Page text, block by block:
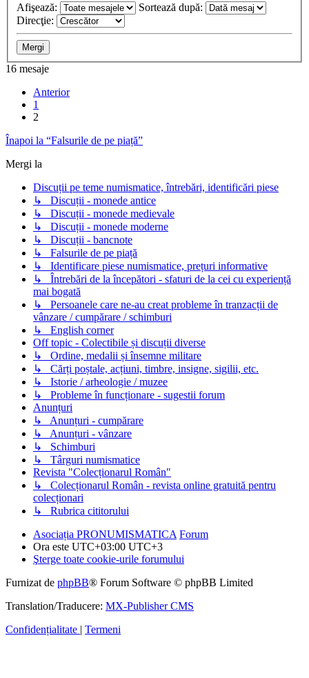
Afişează:
Sortează după:
Direcţie:
16 mesaje
Anterior
1
2
Înapoi la “Falsurile de pe piață”
Mergi la
Discuții pe teme numismatice, întrebări, identificări piese
↳ Discuții - monede antice
↳ Discuții - monede medievale
↳ Discuții - monede moderne
↳ Discuții - bancnote
↳ Falsurile de pe piață
↳ Identificare piese numismatice, prețuri informative
↳ Întrebări de la începători - sfaturi de la cei cu experiență
mai bogată
↳ Persoanele care ne-au creat probleme în tranzacții de
vânzare / cumpărare / schimburi
↳ English corner
Off topic - Colectibile și discuții diverse
↳ Ordine, medalii și însemne militare
↳ Cărți poștale, acțiuni, timbre, insigne, sigilii, etc.
↳ Istorie / arheologie / muzee
↳ Probleme în funcționare - sugestii forum
Anunțuri
↳ Anunțuri - cumpărare
↳ Anunțuri - vânzare
↳ Schimburi
↳ Târguri numismatice
Revista "Colecționarul Român"
↳ Colecționarul Român - revista online gratuită pentru
colecționari
↳ Rubrica cititorului
Asociația PRONUMISMATICA Forum
Ora este UTC+03:00 UTC+3
Şterge toate cookie-urile forumului
Furnizat de phpBB® Forum Software © phpBB Limited
Translation/Traducere: MX-Publisher CMS
Confidențialitate | Termeni